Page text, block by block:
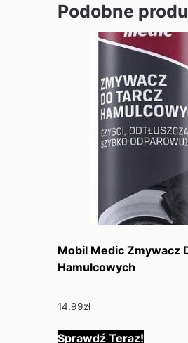
Podobne
Mobil Medic Zmywacz
Hamulcowych
14.99zł
Sprawdź Teraz!